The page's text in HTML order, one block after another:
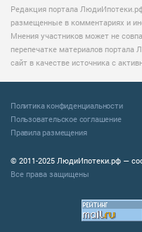
Редакция портала
размещенные в комментариях и
Мнения участников может не
перепечатке материалов
сайт в качестве источника с
© 2011-2025 ЛюдиИпотеки.рф —
Все права защищены
Политика конфиденциальности
Пользовательское соглашение
Правила размещения